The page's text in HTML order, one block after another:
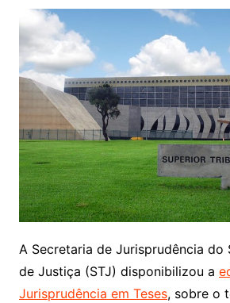
A Secretaria de Jurisprudência do
de Justiça (STJ) disponibilizou a
Jurisprudência em Teses, sobre o